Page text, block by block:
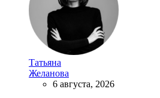
Татьяна
Желанова
6 августа, 2026